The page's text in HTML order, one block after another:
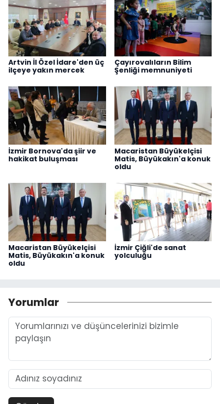
Artvin İl Özel İdare'den üç
ilçeye yakın mercek
Çayırovalıların Bilim
Şenliği memnuniyeti
İzmir Bornova'da şiir ve
hakikat buluşması
Macaristan Büyükelçisi
Matis, Büyükakın'a konuk
oldu
Macaristan Büyükelçisi
Matis, Büyükakın'a konuk
oldu
İzmir Çiğli'de sanat
yolculuğu
Yorumlar